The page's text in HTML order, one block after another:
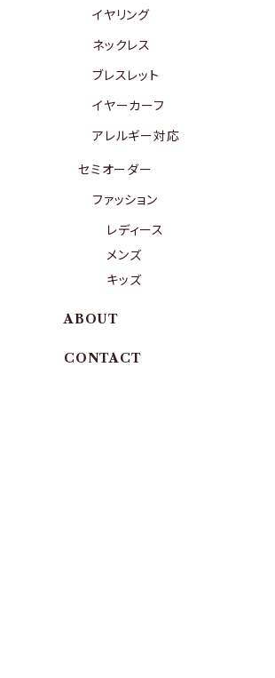
イヤリング
ネックレス
ブレスレット
イヤーカーフ
アレルギー対応
セミオーダー
ファッション
レディース
メンズ
キッズ
ABOUT
CONTACT